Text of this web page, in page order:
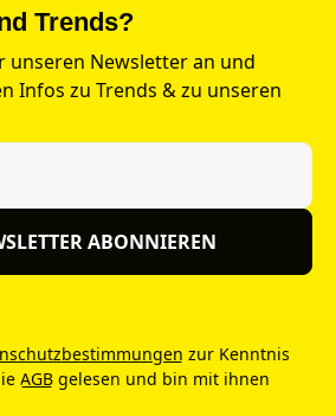
Trends?
unseren Newsletter an und
Infos zu Trends & zu unseren
ABONNIEREN
zur Kenntnis
AGB gelesen und bin mit ihnen